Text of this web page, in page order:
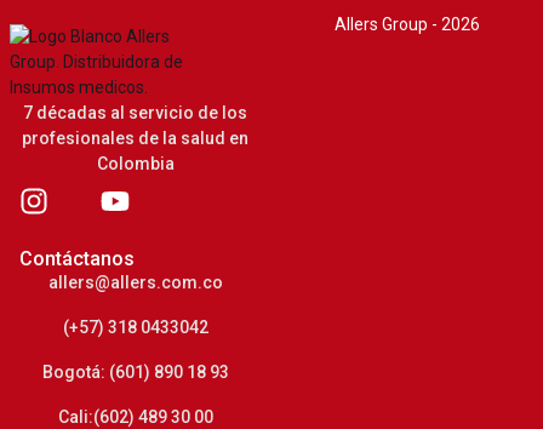
7 décadas al servicio de los
profesionales de la salud en
Colombia
Contáctanos
allers@allers.com.co
(+57) 318 0433042
Bogotá: (601) 890 18 93
Cali:(602) 489 30 00
Allers Group - 2026